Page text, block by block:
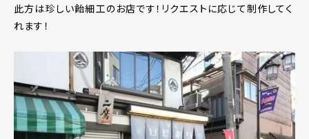
此方は珍しい飴細工のお店です！リクエストに応じて制作してく
れます！